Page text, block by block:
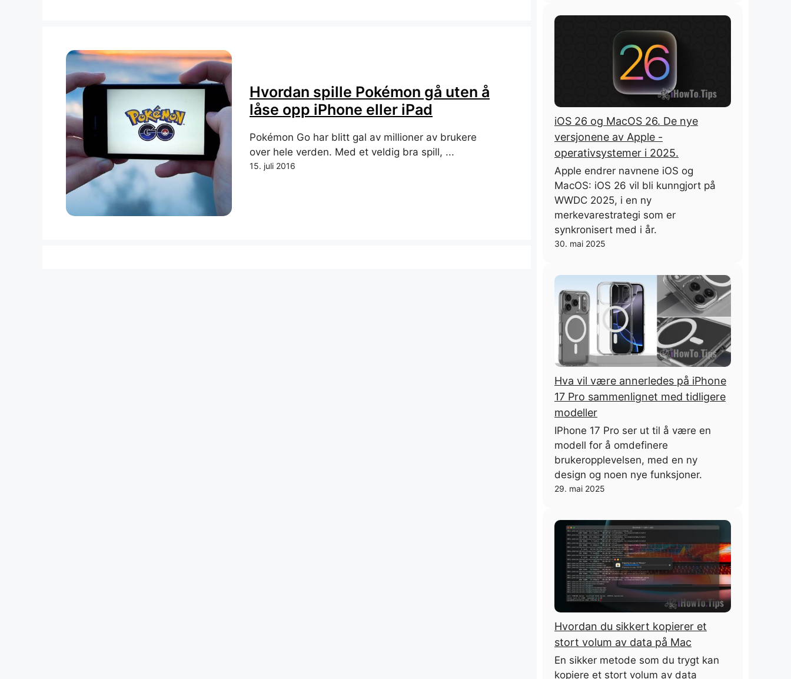
Hvordan spille Pokémon gå uten å
låse opp iPhone eller iPad
Pokémon Go har blitt gal av millioner av brukere
over hele verden. Med et veldig bra spill, ...
15. juli 2016
iOS 26 og MacOS 26. De nye
versjonene av Apple -
operativsystemer i 2025.
Apple endrer navnene iOS og
MacOS: iOS 26 vil bli kunngjort på
WWDC 2025, i en ny
merkevarestrategi som er
synkronisert med i år.
30. mai 2025
Hva vil være annerledes på iPhone
17 Pro sammenlignet med tidligere
modeller
IPhone 17 Pro ser ut til å være en
modell for å omdefinere
brukeropplevelsen, med en ny
design og noen nye funksjoner.
29. mai 2025
Hvordan du sikkert kopierer et
stort volum av data på Mac
En sikker metode som du trygt kan
kopiere et stort volum av data